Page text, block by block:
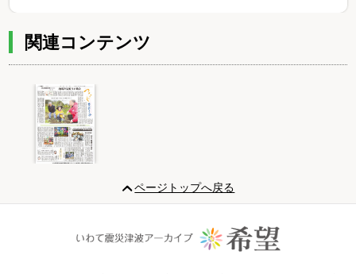
関連コンテンツ
1
ページトップへ戻る